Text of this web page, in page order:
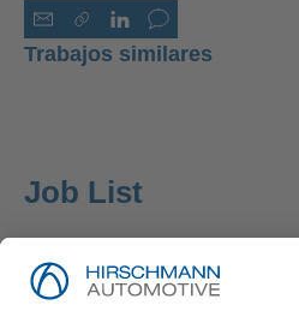
Trabajos similares
Job List